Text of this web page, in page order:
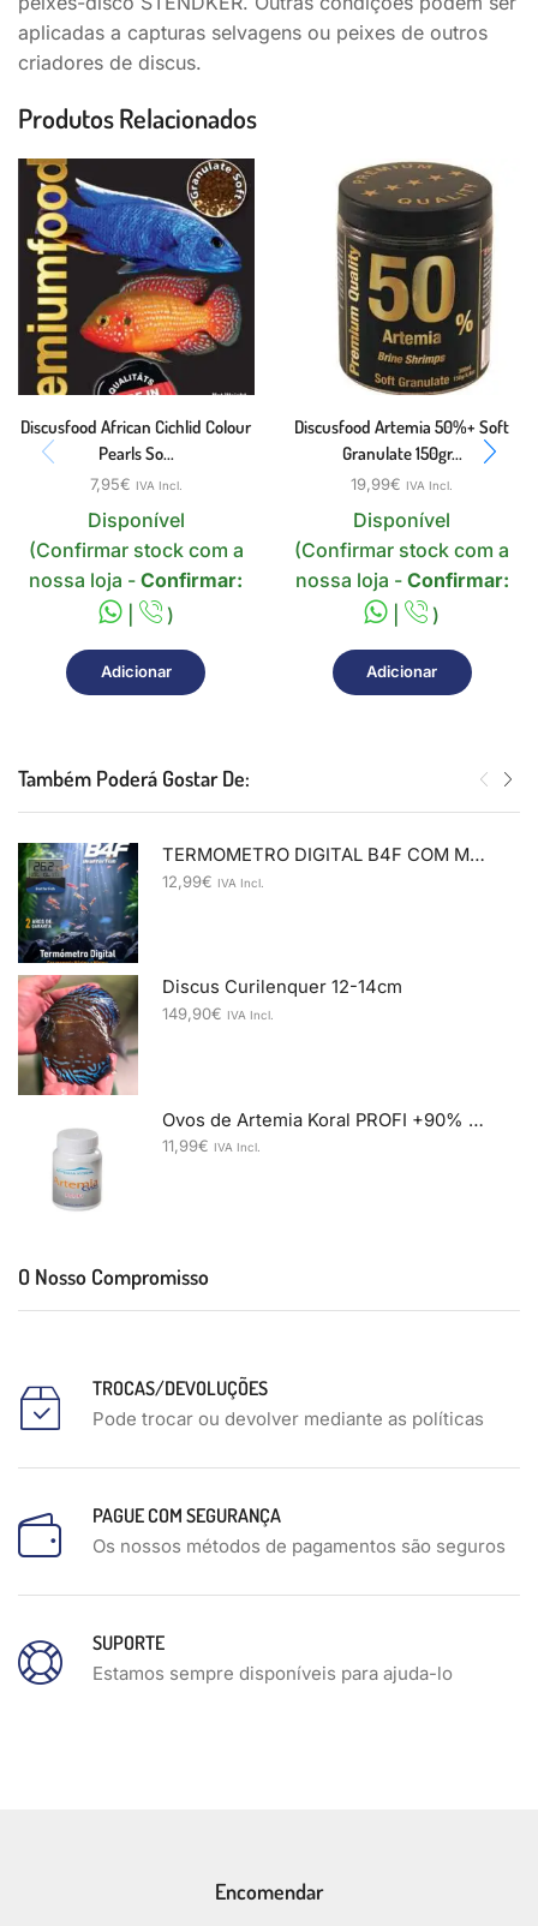
aplicadas a capturas selvagens ou peixes de outros
criadores de discus.
Produtos Relacionados
Discusfood African Cichlid Colour
Pearls So...
7,95€ IVA Incl.
Disponível
(Confirmar stock com a
nossa loja -Confirmar:
|
)
Adicionar
Discusfood Artemia 50%+ Soft
Granulate 150gr...
19,99€ IVA Incl.
Disponível
(Confirmar stock com a
nossa loja - Confirmar:
|
)
Adicionar
Também Poderá Gostar De:
TERMOMETRO DIGITAL B4F COM MEMORIA
12,99€ IVA Incl.
Discus Curilenquer 12-14cm
149,90€ IVA Incl.
Ovos de Artemia Koral PROFI +90% 50gr
11,99€ IVA Incl.
O Nosso Compromisso
TROCAS/DEVOLUÇÕES
Pode trocar ou devolver mediante as políticas
PAGUE COM SEGURANÇA
Os nossos métodos de pagamentos são seguros
SUPORTE
Estamos sempre disponíveis para ajuda-lo
Encomendar